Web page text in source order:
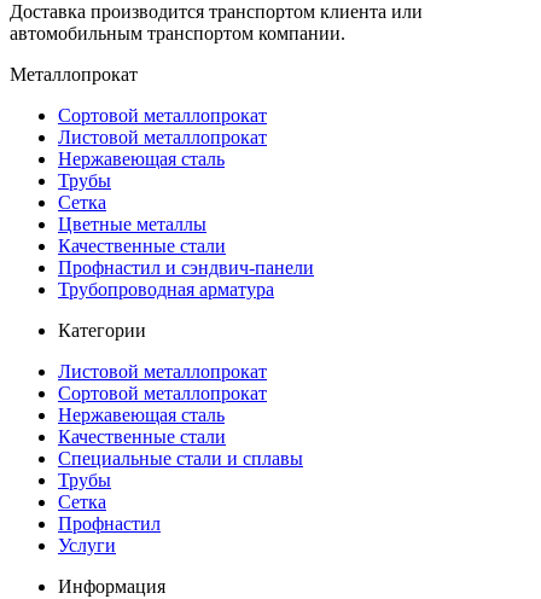
Доставка производится транспортом клиента или
автомобильным транспортом компании.
Металлопрокат
Сортовой металлопрокат
Листовой металлопрокат
Нержавеющая сталь
Трубы
Сетка
Цветные металлы
Качественные стали
Профнастил и сэндвич-панели
Трубопроводная арматура
Категории
Листовой металлопрокат
Сортовой металлопрокат
Нержавеющая сталь
Качественные стали
Специальные стали и сплавы
Трубы
Сетка
Профнастил
Услуги
Информация